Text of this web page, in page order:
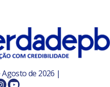
de 2026 |